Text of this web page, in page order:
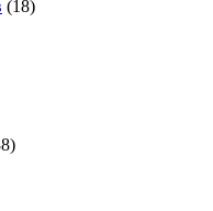
(18)